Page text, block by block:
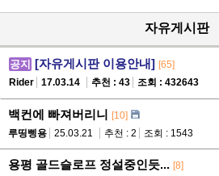
자유게시판
공지 [자유게시판 이용안내] [65]
Rider
17.03.14 추천 : 43 조회 : 432643
백컨에 빠져버리니 [10]
루띵삥용
25.03.21 추천 : 2 조회 : 1543
용평 골드슬로프 정설중인듯... [8]